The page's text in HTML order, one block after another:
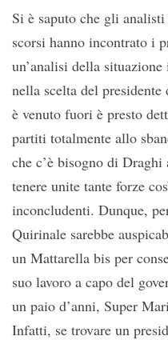
Si è saputo che gli
scorsi hanno incontrato i
un’analisi della
nella scelta del
è venuto fuori è presto
partiti totalmente allo
che c’è bisogno di
tenere unite tante forze
inconcludenti. Dunque,
Quirinale sarebbe
un Mattarella bis per
suo lavoro a capo del
un paio d’anni, Super
Infatti, se trovare un